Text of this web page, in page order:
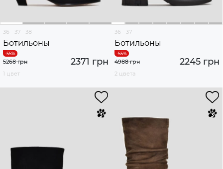
36 37 38
Ботильоны
2371 грн
5268 грн
1 цвет
36 37
Ботильоны
2245 грн
4988 грн
2 цвета